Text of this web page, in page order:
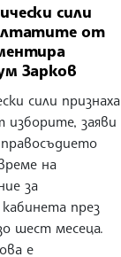
сили
от
Зарков
сили признаха
заяви
на
за
през
шест месеца.
е